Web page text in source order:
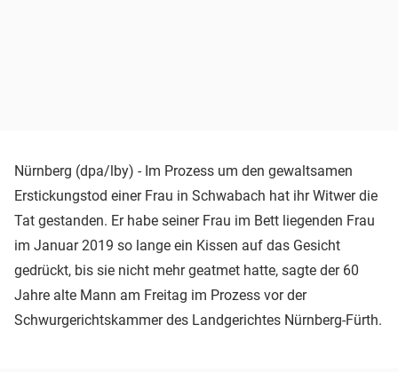
Nürnberg (dpa/lby) - Im Prozess um den gewaltsamen
Erstickungstod einer Frau in Schwabach hat ihr Witwer die
Tat gestanden. Er habe seiner Frau im Bett liegenden Frau
im Januar 2019 so lange ein Kissen auf das Gesicht
gedrückt, bis sie nicht mehr geatmet hatte, sagte der 60
Jahre alte Mann am Freitag im Prozess vor der
Schwurgerichtskammer des Landgerichtes Nürnberg-Fürth.